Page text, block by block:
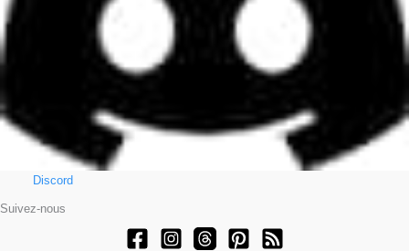
Discord
Suivez-nous